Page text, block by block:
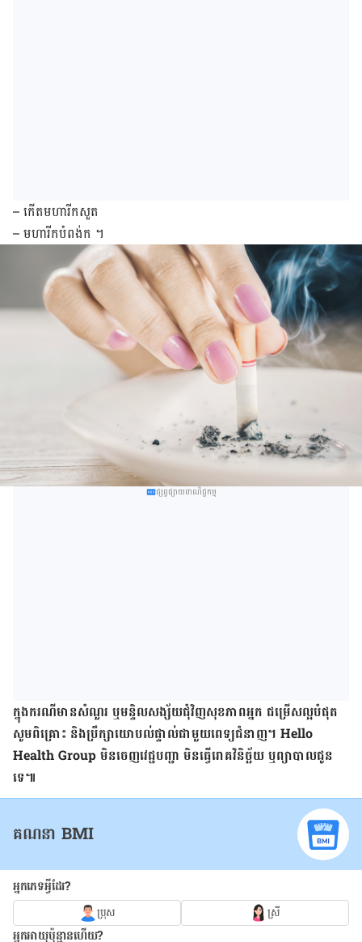
– កើតមហារីកសួត
– មហារីកបំពង់ក ។
ផ្សព្វផ្សាយពាណិជ្ជកម្ម
ក្នុង​ករណី​មាន​សំណួរ ឬ​មន្ទិលសង្ស័យ​ជុំវិញ​សុខភាព​អ្នក ជម្រើស​ល្អ​បំផុត
សូម​ពិគ្រោះ និង​ប្រឹក្សា​យោបល់​ផ្ទាល់​ជាមួយ​ពេទ្យ​ជំនាញ។ Hello
Health Group មិន​ចេញ​វេជ្ជបញ្ជា មិន​ធ្វើ​រោគវិនិច្ឆ័យ ឬ​ព្យាបាល​ជូន​
ទេ៕
គណនា BMI
អ្នកភេទអ្វីដែរ?
ប្រុស ស្រី
អ្នកអាយុប៉ុន្មានហើយ?